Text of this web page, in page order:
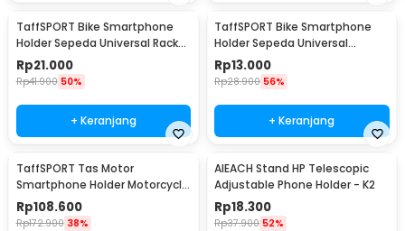
TaffSPORT Bike Smartphone
Holder Sepeda Universal Rack
Bicycle - BM03
Rp21.000
Rp41.900 50%
+ Keranjang
TaffSPORT Bike Smartphone
Holder Sepeda Universal
Bicycle - JR-OK5
Rp13.000
Rp28.900 56%
+ Keranjang
TaffSPORT Tas Motor
Smartphone Holder Motorcycle
Fuel Bag - SA212
Rp108.600
Rp172.900 38%
AIEACH Stand HP Telescopic
Adjustable Phone Holder - K2
Rp18.300
Rp37.900 52%